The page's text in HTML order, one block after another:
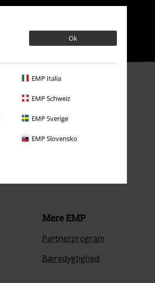
Ok
EMP Italia
EMP Schweiz
EMP Sverige
EMP Slovensko
Mere EMP
Partnerprogram
Bæredygtighed